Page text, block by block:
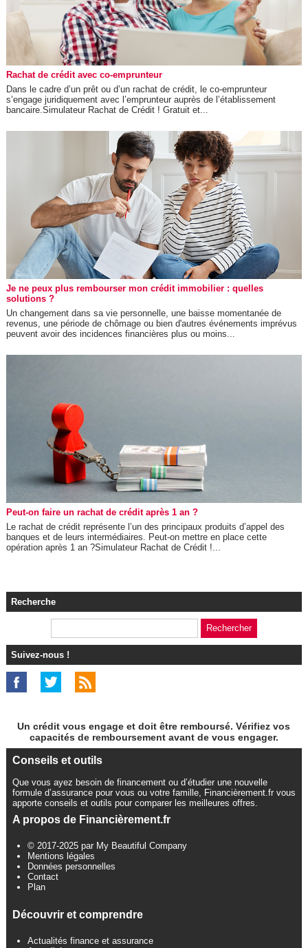
Rachat de crédit avec co-emprunteur
Dans le cadre d’un prêt ou d’un rachat de crédit, le co-emprunteur
s’engage juridiquement avec l’emprunteur auprès de l’établissement
bancaire.Simulateur Rachat de Crédit ! Gratuit et...
Je ne peux plus rembourser mon crédit immobilier : quelles
solutions ?
Un changement dans sa vie personnelle, une baisse momentanée de
revenus, une période de chômage ou bien d'autres événements imprévus
peuvent avoir des incidences financières plus ou moins...
Peut-on faire un rachat de crédit après 1 an ?
Le rachat de crédit représente l’un des principaux produits d’appel des
banques et de leurs intermédiaires. Peut-on mettre en place cette
opération après 1 an ?Simulateur Rachat de Crédit !...
Recherche
Suivez-nous !
Un crédit vous engage et doit être remboursé. Vérifiez vos
capacités de remboursement avant de vous engager.
Conseils et outils
Que vous ayez besoin de financement ou d’étudier une nouvelle
formule d’assurance pour vous ou votre famille, Financièrement.fr vous
apporte conseils et outils pour comparer les meilleures offres.
A propos de Financièrement.fr
© 2017-2025 par My Beautiful Company
Mentions légales
Données personnelles
Contact
Plan
Découvrir et comprendre
Actualités finance et assurance